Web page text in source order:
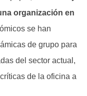
organización en
se han
de grupo para
del sector actual,
de la oficina a